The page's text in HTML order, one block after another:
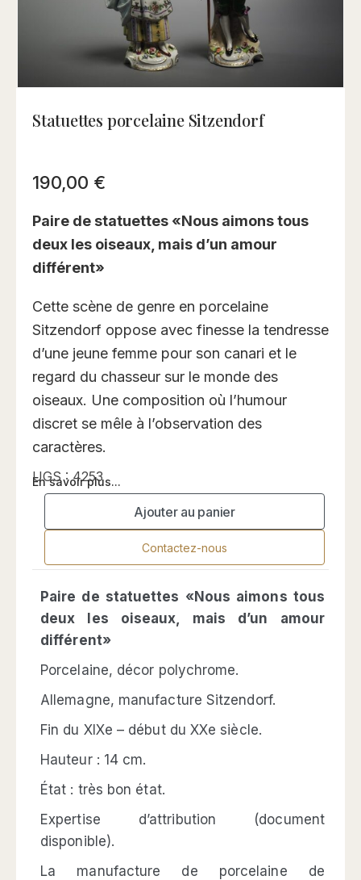
Statuettes porcelaine Sitzendorf
190,00 €
Paire de statuettes «Nous aimons tous
deux les oiseaux, mais d’un amour
différent»
Cette scène de genre en porcelaine
Sitzendorf oppose avec finesse la tendresse
d’une jeune femme pour son canari et le
regard du chasseur sur le monde des
oiseaux. Une composition où l’humour
discret se mêle à l’observation des
caractères.
En savoir plus...
UGS :4253
Ajouter au panier
Contactez-nous
Paire de statuettes «Nous aimons tous
deux les oiseaux, mais d’un amour
différent»
Porcelaine, décor polychrome.
Allemagne, manufacture Sitzendorf.
Fin du XIXe – début du XXe siècle.
Hauteur : 14 cm.
État : très bon état.
Expertise d’attribution (document
disponible).
La manufacture de porcelaine de